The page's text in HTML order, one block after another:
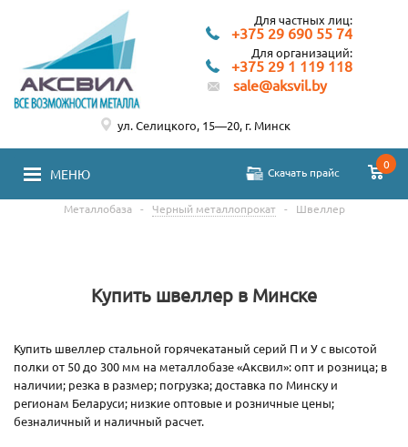
Для частных лиц:
+375 29 690 55 74
Для организаций:
+375 29 1 119 118
sale@aksvil.by
МЕНЮ Скачать прайс
0
ул. Селицкого, 15—20, г. Минск
Металлобаза - Черный металлопрокат - Швеллер
Купить швеллер в Минске
Купить швеллер стальной горячекатаный серий П и У с высотой
полки от 50 до 300 мм на металлобазе «Аксвил»: опт и розница; в
наличии; резка в размер; погрузка; доставка по Минску и
регионам Беларуси; низкие оптовые и розничные цены;
безналичный и наличный расчет.